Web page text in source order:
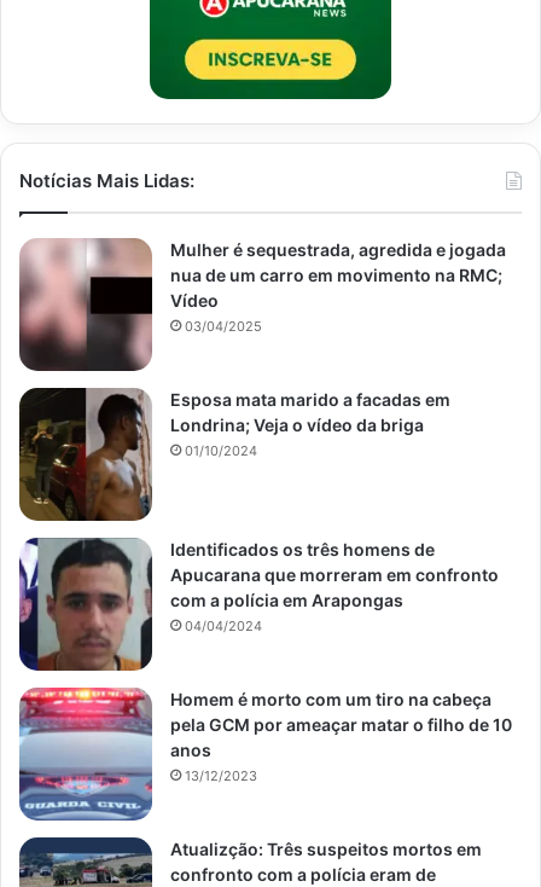
Notícias Mais Lidas:
Mulher é sequestrada, agredida e jogada
nua de um carro em movimento na RMC;
Vídeo
03/04/2025
Esposa mata marido a facadas em
Londrina; Veja o vídeo da briga
01/10/2024
Identificados os três homens de
Apucarana que morreram em confronto
com a polícia em Arapongas
04/04/2024
Homem é morto com um tiro na cabeça
pela GCM por ameaçar matar o filho de 10
anos
13/12/2023
Atualizção: Três suspeitos mortos em
confronto com a polícia eram de